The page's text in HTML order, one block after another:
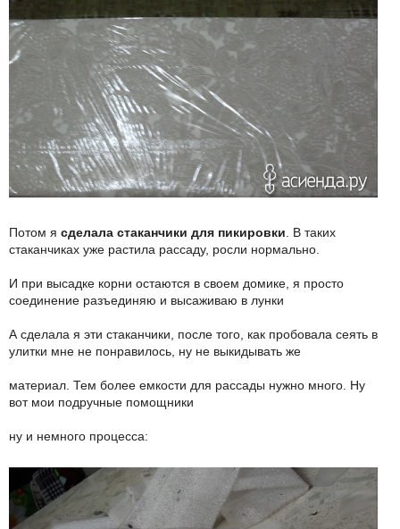
Потом я сделала стаканчики для пикировки . В таких
стаканчиках уже растила рассаду, росли нормально.
И при высадке корни остаются в своем домике, я просто
соединение разъединяю и высаживаю в лунки
А сделала я эти стаканчики, после того, как пробовала сеять в
улитки мне не понравилось, ну не выкидывать же
материал. Тем более емкости для рассады нужно много. Ну
вот мои подручные помощники
ну и немного процесса: